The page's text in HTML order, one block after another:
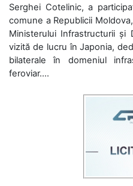
Serghei Cotelinic, a
comune a Republicii
Ministerului Infrastructurii și
vizită de lucru în Japonia,
bilaterale în domeniul
feroviar....